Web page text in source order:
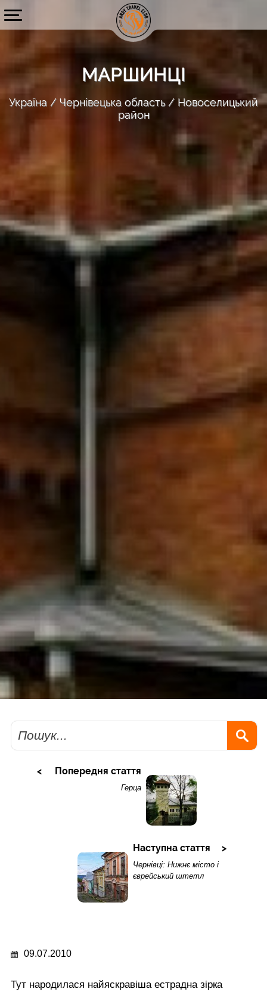
МАРШИНЦІ
Україна Чернівецька область
Новоселицький
район
Пошук
Попередня стаття
Герца
Наступна стаття
Чернівці: Нижнє місто і
єврейський штетл
09.07.2010
Тут народилася найяскравіша естрадна зірка